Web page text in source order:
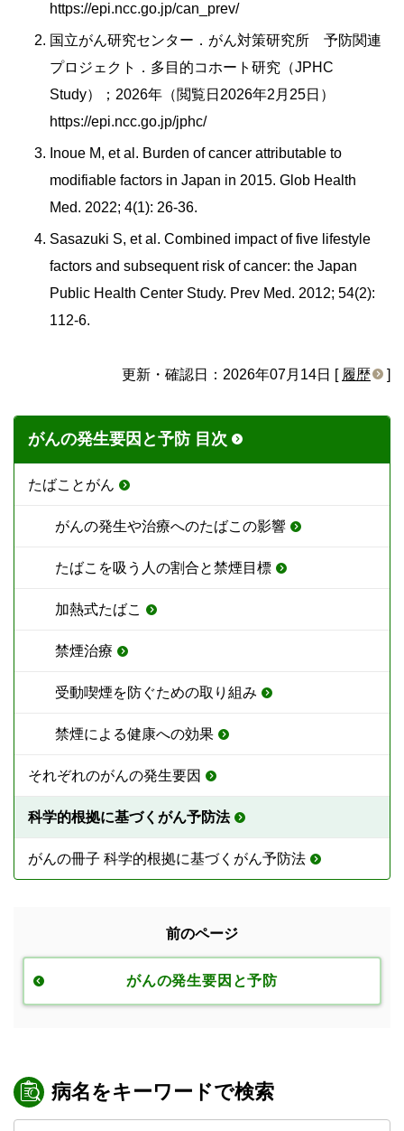
https://epi.ncc.go.jp/can_prev/
国立がん研究センター．がん対策研究所 予防関連
プロジェクト．多目的コホート研究（JPHC
Study）；2026年（閲覧日2026年2月25日）
https://epi.ncc.go.jp/jphc/
Inoue M, et al. Burden of cancer attributable to
modifiable factors in Japan in 2015. Glob Health
Med. 2022; 4(1): 26-36.
Sasazuki S, et al. Combined impact of five lifestyle
factors and subsequent risk of cancer: the Japan
Public Health Center Study. Prev Med. 2012; 54(2):
112-6.
更新・確認日：2026年07月14日 [ 履歴 ]
がんの発生要因と予防 目次
たばことがん
がんの発生や治療へのたばこの影響
たばこを吸う人の割合と禁煙目標
加熱式たばこ
禁煙治療
受動喫煙を防ぐための取り組み
禁煙による健康への効果
それぞれのがんの発生要因
科学的根拠に基づくがん予防法
がんの冊子 科学的根拠に基づくがん予防法
前のページ
がんの発生要因と予防
病名をキーワードで検索